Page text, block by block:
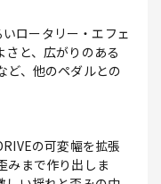
ロータリー・エフェ
さと、広がりのある
ど、他のペダルとの
の可変幅を拡張
みまで作り出しま